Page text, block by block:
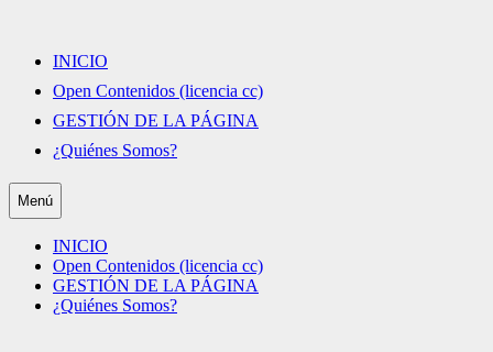
contenidoINICIO
Open Contenidos (licencia cc)
GESTIÓN DE LA PÁGINA
¿Quiénes Somos?
Menú
INICIO
Open Contenidos (licencia cc)
GESTIÓN DE LA PÁGINA
¿Quiénes Somos?